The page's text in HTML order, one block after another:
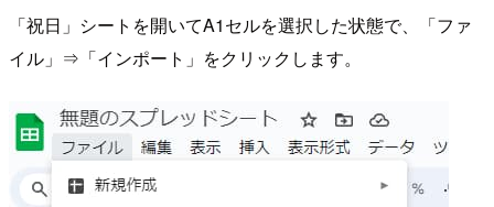
「祝日」シートを開いてA1セルを選択した状態で、「ファ
イル」⇒「インポート」をクリックします。